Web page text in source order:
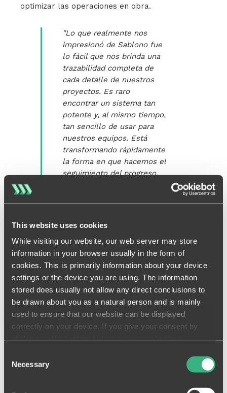
This website uses cookies
While visiting our website, our web server may store
information in your browser usually in the form of
cookies. This is primarily information about your device
settings or the device you are using. The information
stored does usually not allow any direct conclusions to
be drawn about you as a natural person and is mainly
used to ensure that our website can be displayed
correctly on your device. If you give your consent by
revocable and is valid for a limited period of time. The
cookies we use may be transferred to so-called third
countries. Your consent also extends to such transfers
Selection
Necessary
optimizar las operaciones en obra.
"Lo que realmente nos
impresionó de Sablono fue
lo fácil que nos brinda una
trazabilidad completa de
cada detalle de nuestros
proyectos. Es raro
encontrar un sistema tan
potente y, al mismo tiempo,
tan sencillo de usar para
nuestros equipos. Está
transformando rápidamente
la forma en que hacemos el
seguimiento del progreso,
Jean-Baptiste Lugger
Construction Manager, FT
Construction